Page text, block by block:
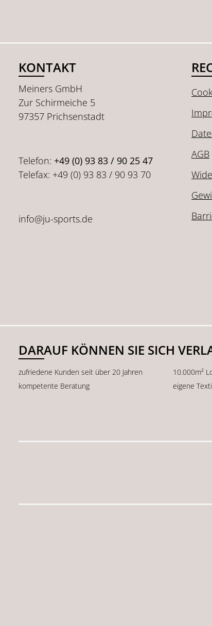
KONTAKT
Meiners GmbH
Zur Schirmeiche 5
97357 Prichsenstadt
Telefon: +49 (0) 93 83 / 90 25 47
Telefax: +49 (0) 93 83 / 90 93 70
info@ju-sports.de
AGB
DARAUF KÖNNEN SIE SICH
zufriedene Kunden seit über 20 Jahren
10.000m²
kompetente Beratung
eigene